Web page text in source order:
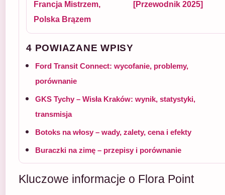
Francja Mistrzem,
Polska Brązem
[Przewodnik 2025]
4 POWIAZANE WPISY
Ford Transit Connect: wycofanie, problemy,
porównanie
GKS Tychy – Wisła Kraków: wynik, statystyki,
transmisja
Botoks na włosy – wady, zalety, cena i efekty
Buraczki na zimę – przepisy i porównanie
Kluczowe informacje o Flora Point